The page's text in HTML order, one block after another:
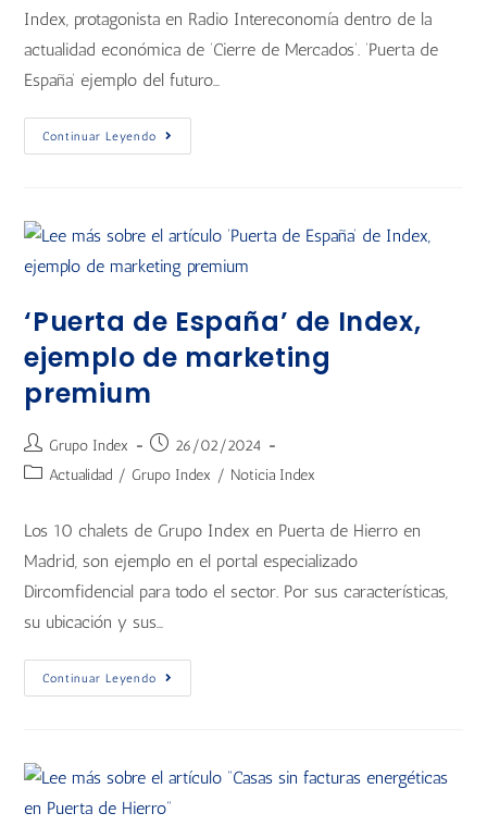
Index, protagonista en Radio Intereconomía dentro de la
actualidad económica de ‘Cierre de Mercados’. ‘Puerta de
España’ ejemplo del futuro…
Continuar Leyendo
‘Puerta de España’ de Index,
ejemplo de marketing
premium
Grupo Index
26/02/2024
Actualidad / Grupo Index / Noticia Index
Los 10 chalets de Grupo Index en Puerta de Hierro en
Madrid, son ejemplo en el portal especializado
Dircomfidencial para todo el sector. Por sus características,
su ubicación y sus…
Continuar Leyendo